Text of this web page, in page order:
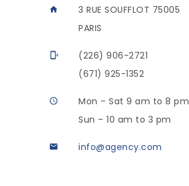
3 RUE SOUFFLOT 75005
PARIS
(226) 906-2721
(671) 925-1352
Mon – Sat 9 am to 8 pm
Sun – 10 am to 3 pm
info@agency.com